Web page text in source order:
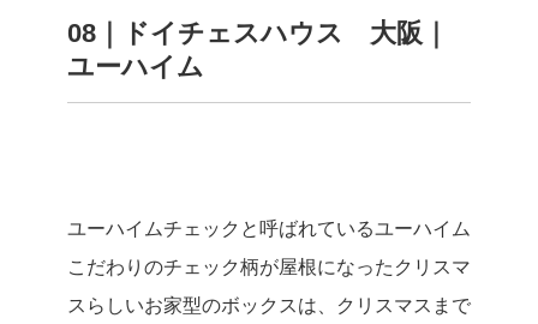
08｜ドイチェスハウス 大阪｜
ユーハイム
ユーハイムチェックと呼ばれているユーハイム
こだわりのチェック柄が屋根になったクリスマ
スらしいお家型のボックスは、クリスマスまで